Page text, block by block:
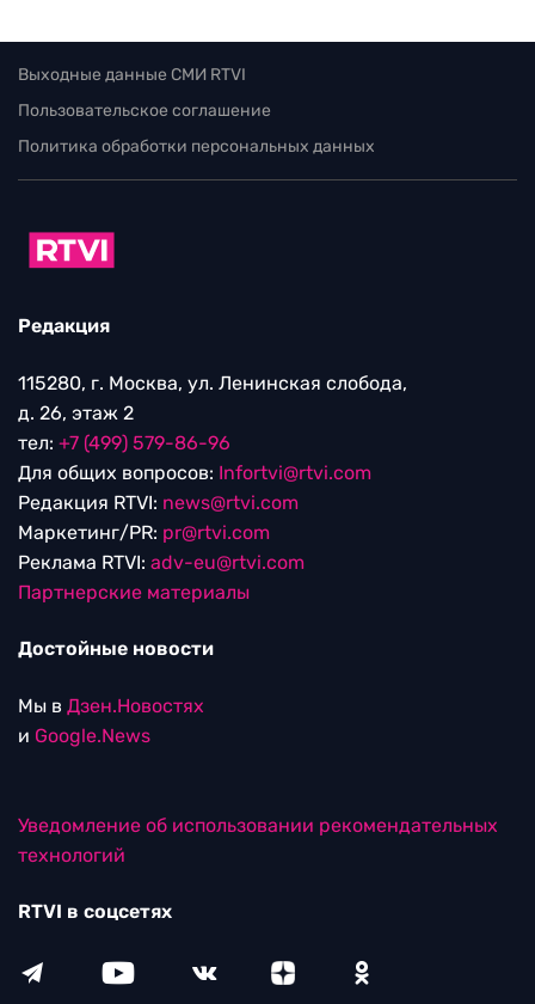
Выходные данные СМИ RTVI
Пользовательское соглашение
Политика обработки персональных данных
Редакция
115280, г. Москва, ул. Ленинская слобода,
д. 26, этаж 2
тел: +7 (499) 579-86-96
Для общих вопросов: Infortvi@rtvi.com
Редакция RTVI: news@rtvi.com
Маркетинг/PR: pr@rtvi.com
Реклама RTVI: adv-eu@rtvi.com
Партнерские материалы
Достойные новости
Мы в Дзен.Новостях
и Google.News
Уведомление об использовании рекомендательных
технологий
RTVI в соцсетях